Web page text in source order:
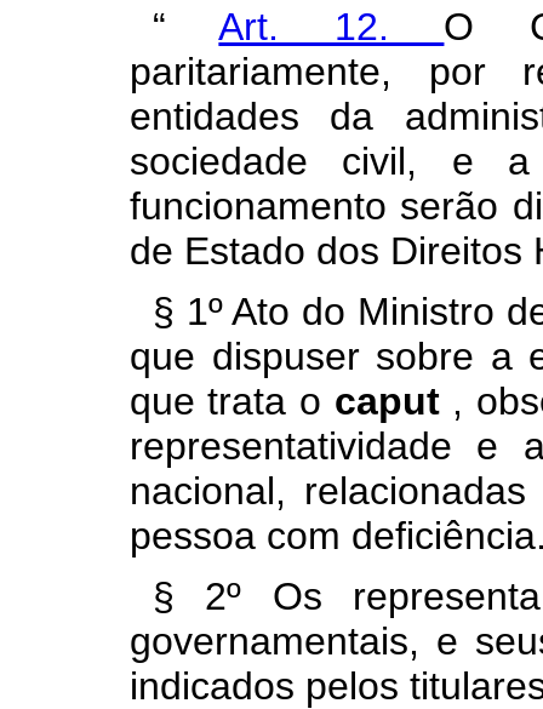
“Art. 12. O
paritariamente, por
entidades da
sociedade civil, e
funcionamento serão
de Estado dos Direitos
§ 1º Ato do Ministro
que dispuser sobre a
que trata o caput ,
representatividade e
nacional,
pessoa com
§ 2º Os
governamentais, e
indicados pelos